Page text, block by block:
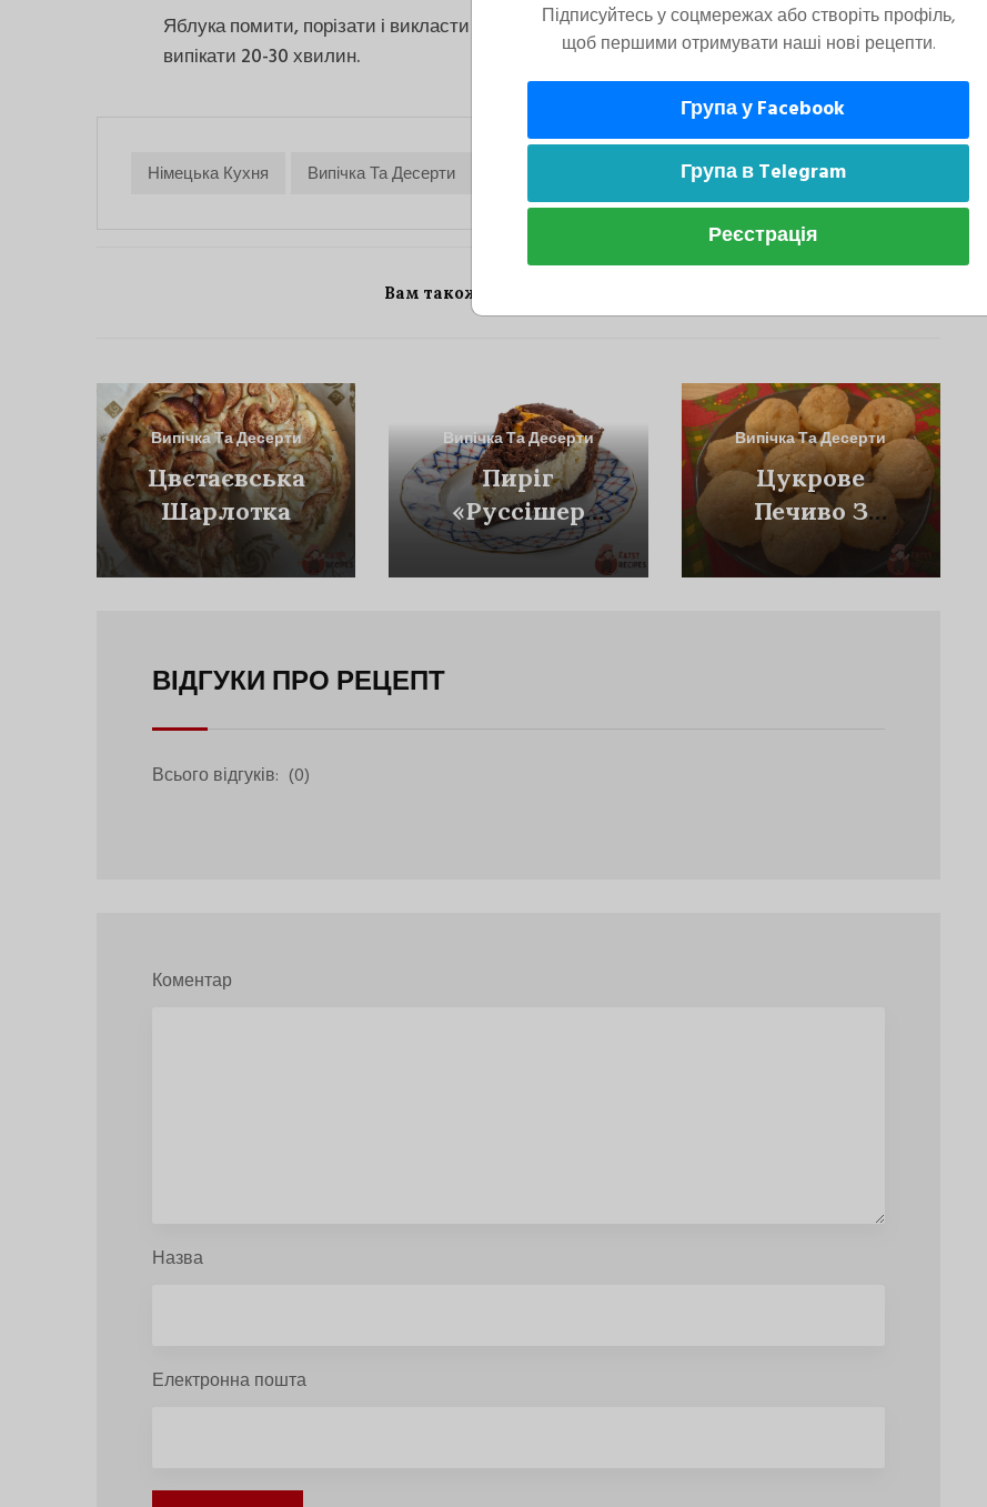
Яблука помити, порізати і викласти на змащену олією форму, залити тестом,
випікати 20-30 хвилин.
Німецька Кухня Випічка Та Десерти
Вам також може сподобатися
Випічка Та Десерти
Цвєтаєвська
Шарлотка
Випічка Та Десерти
Пиріг
«Руссішер
Цупфкухен»
Випічка Та Десерти
Цукрове
Печиво З
Яблучним
Кремом
ВІДГУКИ ПРО РЕЦЕПТ
Всього відгуків: (0)
Коментар
Назва
Електронна пошта
Підписуйтесь у соцмережах або створіть профіль,
щоб першими отримувати наші нові рецепти.
Група у Facebook
Група в Telegram
Реєстрація